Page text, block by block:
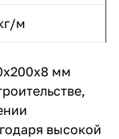
м
мм
высокой